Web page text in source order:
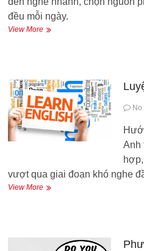
đều mỗi ngày.
View MorePhương
Anh
Anh
vượt qua giai đoạn khó nghe
View MoreLuyện